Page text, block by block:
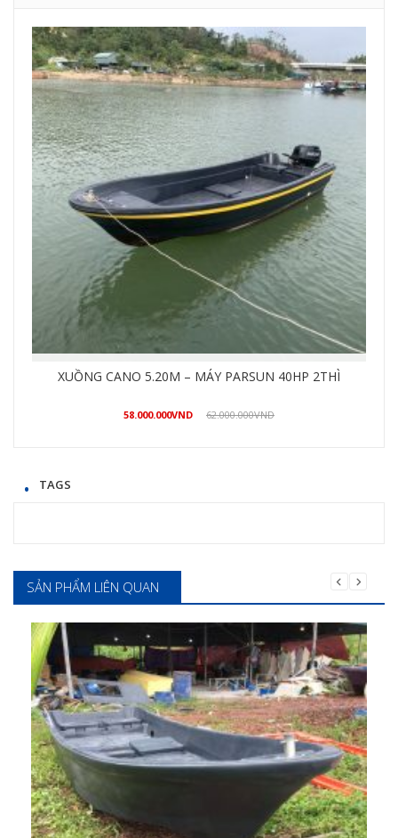
xuồng câu mẫu nhật 5.16m
25.600.000VND 28.900.000VND
TAGS
SẢN PHẨM LIÊN QUAN